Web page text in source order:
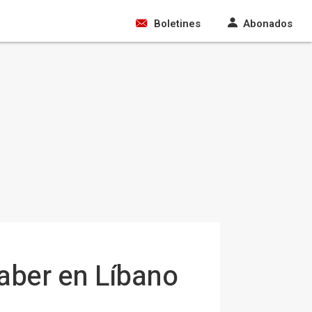
Boletines Abonados
en Líbano